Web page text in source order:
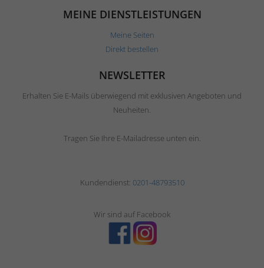
MEINE DIENSTLEISTUNGEN
Meine Seiten
Direkt bestellen
NEWSLETTER
Erhalten Sie E-Mails überwiegend mit exklusiven Angeboten und
Neuheiten.
Tragen Sie Ihre E-Mailadresse unten ein.
Kundendienst: 0201-48793510
Wir sind auf Facebook